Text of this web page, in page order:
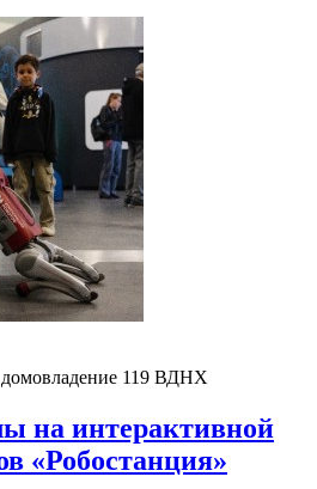
119 ВДНХ
на интерактивной
«Робостанция»